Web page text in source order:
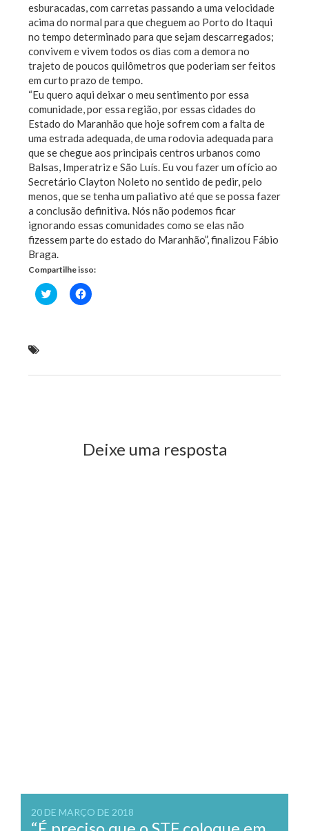
esburacadas, com carretas passando a uma velocidade
acima do normal para que cheguem ao Porto do Itaqui
no tempo determinado para que sejam descarregados;
convivem e vivem todos os dias com a demora no
trajeto de poucos quilômetros que poderiam ser feitos
em curto prazo de tempo.
“Eu quero aqui deixar o meu sentimento por essa
comunidade, por essa região, por essas cidades do
Estado do Maranhão que hoje sofrem com a falta de
uma estrada adequada, de uma rodovia adequada para
que se chegue aos principais centros urbanos como
Balsas, Imperatriz e São Luís. Eu vou fazer um ofício ao
Secretário Clayton Noleto no sentido de pedir, pelo
menos, que se tenha um paliativo até que se possa fazer
a conclusão definitiva. Nós não podemos ficar
ignorando essas comunidades como se elas não
fizessem parte do estado do Maranhão”, finalizou Fábio
Braga.
Compartilhe isso:
Clique
para
Clique
para
Deixe uma resposta
20 DE MARÇO DE 2018